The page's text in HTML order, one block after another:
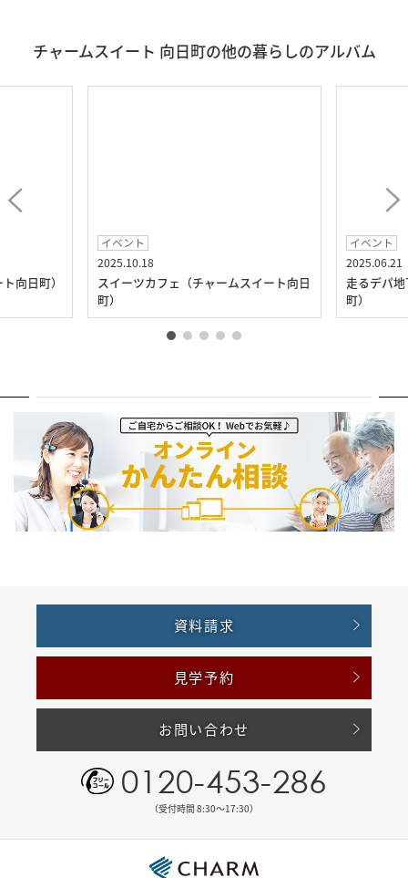
チャームスイート 向日町の他の暮らしのアルバム
向日町）
イベント
2025.10.18
スイーツカフェ（チャームスイート向日
町）
イベント
2025.06.21
走るデパ
町）
資料請求
見学予約
お問い合わせ
0120-453-286
（受付時間 8:30〜17:30）